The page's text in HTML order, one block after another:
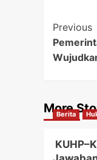
Post
Previous
More
Berita